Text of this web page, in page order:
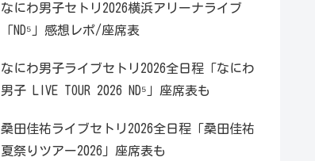
なにわ男子セトリ2026横浜アリーナライブ
「ND⁵」感想レポ/座席表
なにわ男子ライブセトリ2026全日程「なにわ
男子 LIVE TOUR 2026 ND⁵」座席表も
桑田佳祐ライブセトリ2026全日程「桑田佳祐
夏祭りツアー2026」座席表も